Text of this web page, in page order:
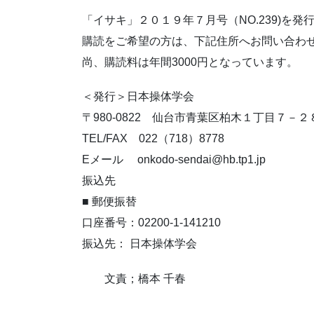
「イサキ」２０１９年７月号（NO.239)を発
購読をご希望の方は、下記住所へお問い合わ
尚、購読料は年間3000円となっています。
＜発行＞日本操体学会
〒980-0822 仙台市青葉区柏木１丁目７－２
TEL/FAX 022（718）8778
Eメール onkodo-sendai@hb.tp1.jp
振込先
■ 郵便振替
口座番号：02200-1-141210
振込先： 日本操体学会
文責；橋本 千春